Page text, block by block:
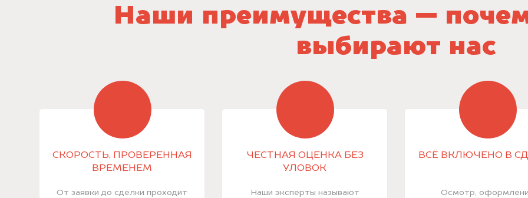
Наши преимущества —
выбирают нас
СКОРОСТЬ, ПРОВЕРЕННАЯ
ВРЕМЕНЕМ
От заявки до сделки проходит
ЧЕСТНАЯ ОЦЕНКА БЕЗ
УЛОВОК
Наши эксперты называют
ВСЁ ВКЛЮЧЕНО В
Осмотр,